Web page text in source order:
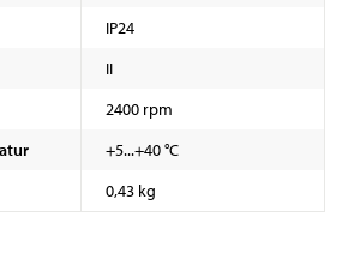
IP24
II
2400 rpm
+5...+40 °C
0,43 kg